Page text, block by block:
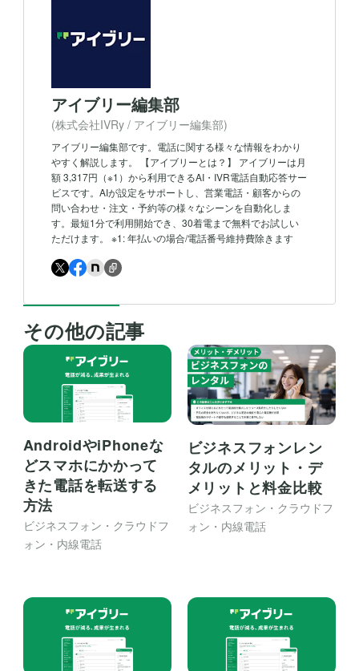
アイブリー編集部
(株式会社IVRy / アイブリー編集部)
アイブリー編集部です。電話に関する様々な情報をわかり
やすく解説します。 【アイブリーとは？】 アイブリーは月
額 3,317円（※1）から利用できるAI・IVR電話自動応答サー
ビスです。AIが設定をサポートし、営業電話・顧客からの
問い合わせ・注文・予約等の様々なシーンを自動化しま
す。最短1分で利用開始でき、30着電まで無料でお試しい
ただけます。 ※1: 年払いの場合/電話番号維持費除きます
その他の記事
AndroidやiPhoneな
どスマホにかかって
きた電話を転送する
方法
ビジネスフォン・クラウドフ
ォン・内線電話
ビジネスフォンレン
タルのメリット・デ
メリットと料金比較
ビジネスフォン・クラウドフ
ォン・内線電話